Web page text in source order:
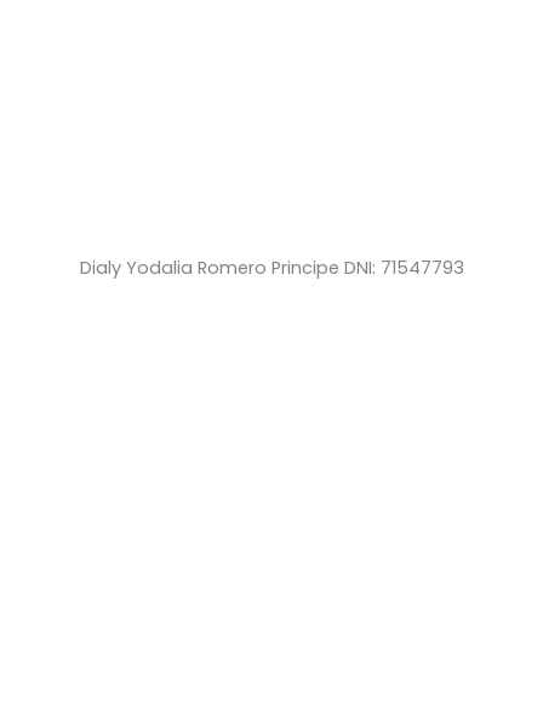
Dialy Yodalia Romero Principe DNI: 71547793